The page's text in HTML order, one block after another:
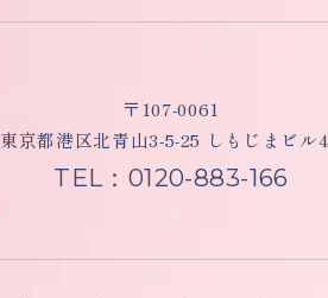
〒107-0061
東京都港区北青山3-5-25 しもじまビル
TEL：0120-883-166